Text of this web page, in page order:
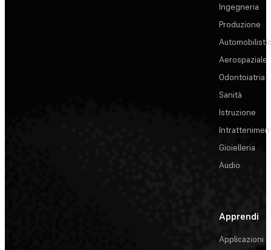
Ingegneria
Produzione
Aerospaziale
Odontoiatria
Sanità
Istruzione
Gioielleria
Audio
Apprendi
Applicazioni